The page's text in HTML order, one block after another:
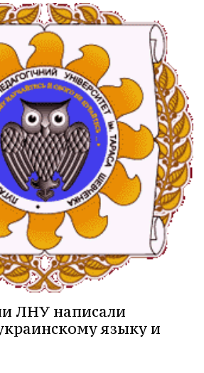
ЛНУ написали
языку и